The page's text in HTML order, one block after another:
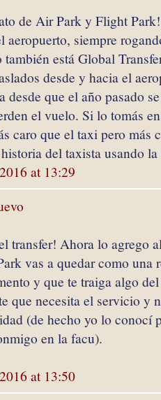
de Air Park y Flight
aeropuerto, siempre
está Global
desde y hacia el
desde que el año pasado
el vuelo. Si lo tomás
caro que el taxi pero más
del taxista usando
at 13:29
transfer! Ahora lo agrego
vas a quedar como una
y que te traiga algo
que necesita el servicio y
(de hecho yo lo conocí
en la facu).
at 13:50